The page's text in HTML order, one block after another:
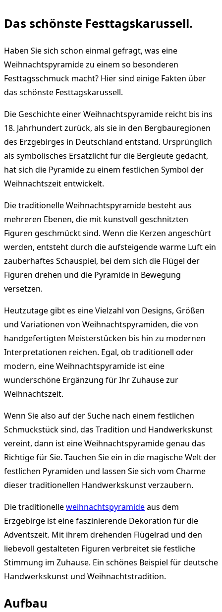
Das schönste Festtagskarussell.
Haben Sie sich schon einmal gefragt, was eine
Weihnachtspyramide zu einem so besonderen
Festtagsschmuck macht? Hier sind einige Fakten über
das schönste Festtagskarussell.
Die Geschichte einer Weihnachtspyramide reicht bis ins
18. Jahrhundert zurück, als sie in den Bergbauregionen
des Erzgebirges in Deutschland entstand. Ursprünglich
als symbolisches Ersatzlicht für die Bergleute gedacht,
hat sich die Pyramide zu einem festlichen Symbol der
Weihnachtszeit entwickelt.
Die traditionelle Weihnachtspyramide besteht aus
mehreren Ebenen, die mit kunstvoll geschnitzten
Figuren geschmückt sind. Wenn die Kerzen angeschürt
werden, entsteht durch die aufsteigende warme Luft ein
zauberhaftes Schauspiel, bei dem sich die Flügel der
Figuren drehen und die Pyramide in Bewegung
versetzen.
Heutzutage gibt es eine Vielzahl von Designs, Größen
und Variationen von Weihnachtspyramiden, die von
handgefertigten Meisterstücken bis hin zu modernen
Interpretationen reichen. Egal, ob traditionell oder
modern, eine Weihnachtspyramide ist eine
wunderschöne Ergänzung für Ihr Zuhause zur
Weihnachtszeit.
Wenn Sie also auf der Suche nach einem festlichen
Schmuckstück sind, das Tradition und Handwerkskunst
vereint, dann ist eine Weihnachtspyramide genau das
Richtige für Sie. Tauchen Sie ein in die magische Welt der
festlichen Pyramiden und lassen Sie sich vom Charme
dieser traditionellen Handwerkskunst verzaubern.
Die traditionelleweihnachtspyramideaus dem
Erzgebirge ist eine faszinierende Dekoration für die
Adventszeit. Mit ihrem drehenden Flügelrad und den
liebevoll gestalteten Figuren verbreitet sie festliche
Stimmung im Zuhause. Ein schönes Beispiel für deutsche
Handwerkskunst und Weihnachtstradition.
Aufbau